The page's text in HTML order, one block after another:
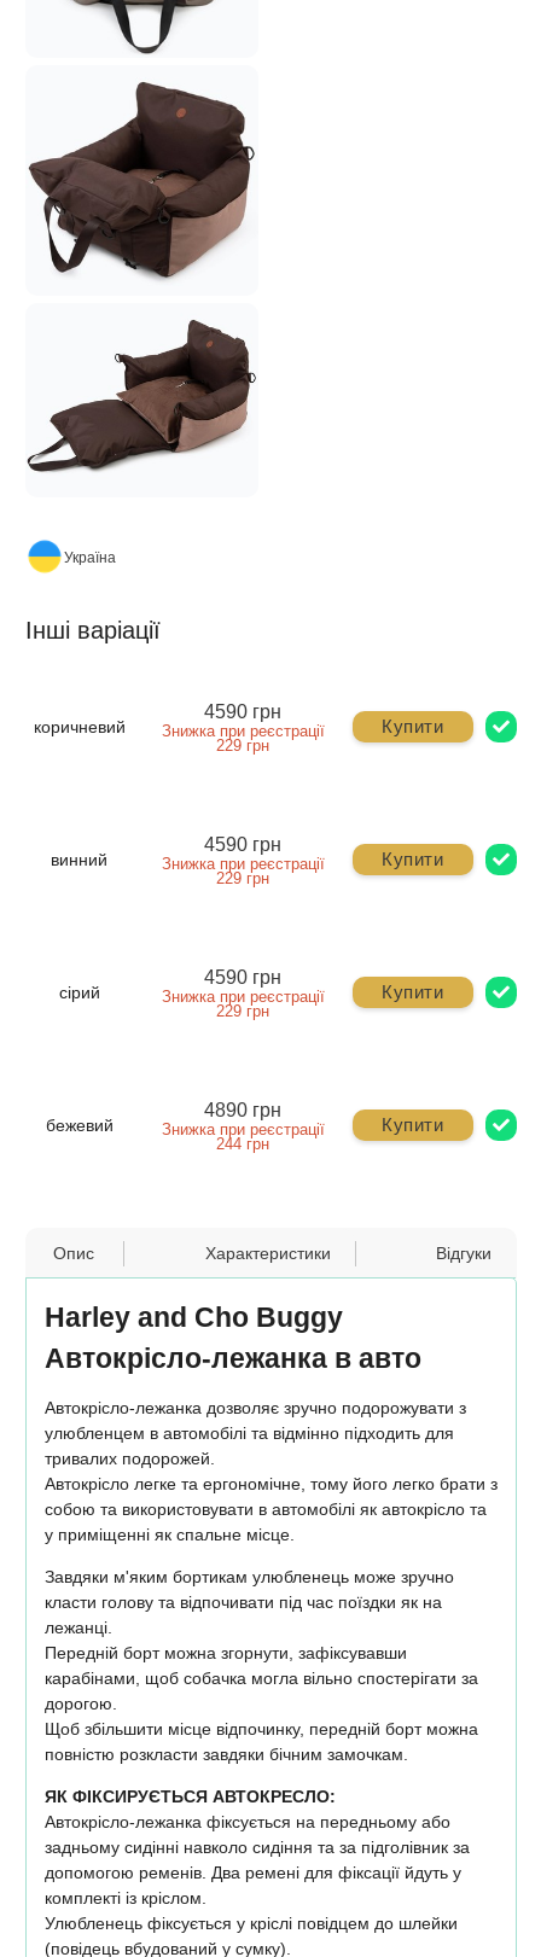
Україна
Інші варіації
коричневий
4590 грн
Знижка при реєстрації
229 грн
Купити
винний
4590 грн
Знижка при реєстрації
229 грн
Купити
сірий
4590 грн
Знижка при реєстрації
229 грн
Купити
бежевий
4890 грн
Знижка при реєстрації
244 грн
Купити
Опис Характеристики Відгуки
Harley and Cho Buggy
Автокрісло-лежанка в авто
Автокрісло-лежанка дозволяє зручно подорожувати з
улюбленцем в автомобілі та відмінно підходить для
тривалих подорожей.
Автокрісло легке та ергономічне, тому його легко брати з
собою та використовувати в автомобілі як автокрісло та
у приміщенні як спальне місце.
Завдяки м'яким бортикам улюбленець може зручно
класти голову та відпочивати під час поїздки як на
лежанці.
Передній борт можна згорнути, зафіксувавши
карабінами, щоб собачка могла вільно спостерігати за
дорогою.
Щоб збільшити місце відпочинку, передній борт можна
повністю розкласти завдяки бічним замочкам.
ЯК ФІКСИРУЄТЬСЯ АВТОКРЕСЛО:
Автокрісло-лежанка фіксується на передньому або
задньому сидінні навколо сидіння та за підголівник за
допомогою ременів. Два ремені для фіксації йдуть у
комплекті із кріслом.
Улюбленець фіксується у кріслі повідцем до шлейки
(повідець вбудований у сумку).